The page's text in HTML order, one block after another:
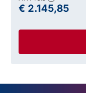
€ 2.145,85